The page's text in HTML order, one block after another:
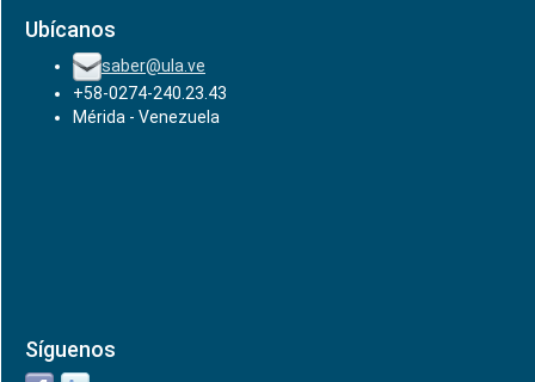
Ubícanos
saber@ula.ve
+58-0274-240.23.43
Mérida - Venezuela
Síguenos